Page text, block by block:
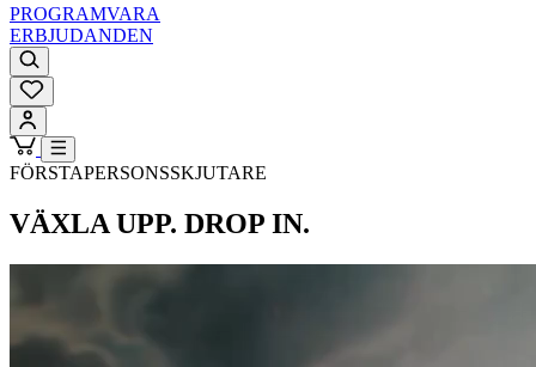
PROGRAMVARA
ERBJUDANDEN
FÖRSTAPERSONSSKJUTARE
VÄXLA UPP. DROP IN.